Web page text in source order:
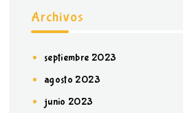
Archivos
septiembre 2023
agosto 2023
junio 2023